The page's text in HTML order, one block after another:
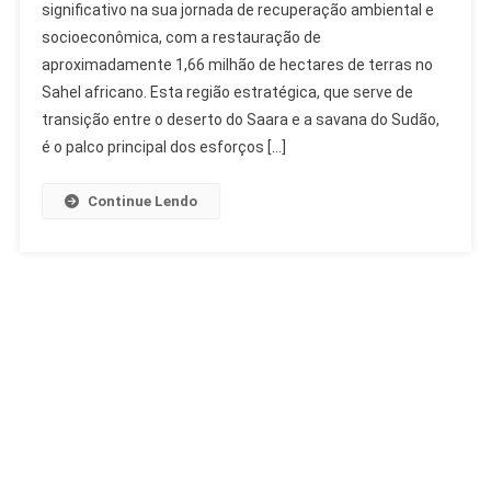
Verde:
1,66
Milhão
De
Hectares
Restaurados
significativo na sua jornada de recuperação ambiental e
socioeconômica, com a restauração de
aproximadamente 1,66 milhão de hectares de terras no
Sahel africano. Esta região estratégica, que serve de
transição entre o deserto do Saara e a savana do Sudão,
é o palco principal dos esforços […]
Continue Lendo